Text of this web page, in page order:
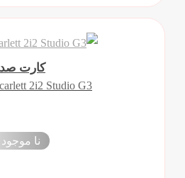
کارت صدا
2i2 Studio G3
نا موجود